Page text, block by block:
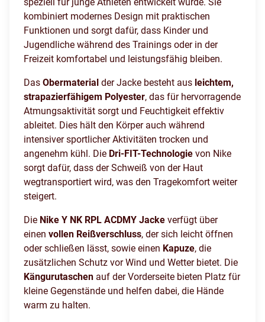
kombiniert modernes Design mit praktischen
Funktionen und sorgt dafür, dass Kinder und
Jugendliche während des Trainings oder in der
Freizeit komfortabel und leistungsfähig bleiben.
Das Obermaterial der Jacke besteht aus leichtem,
strapazierfähigem Polyester, das für hervorragende
Atmungsaktivität sorgt und Feuchtigkeit effektiv
ableitet. Dies hält den Körper auch während
intensiver sportlicher Aktivitäten trocken und
angenehm kühl. Die Dri-FIT-Technologie von Nike
sorgt dafür, dass der Schweiß von der Haut
wegtransportiert wird, was den Tragekomfort weiter
steigert.
Die Nike Y NK RPL ACDMY Jacke verfügt über
einen vollen Reißverschluss, der sich leicht öffnen
oder schließen lässt, sowie einen Kapuze, die
zusätzlichen Schutz vor Wind und Wetter bietet. Die
Kängurutaschen auf der Vorderseite bieten Platz für
kleine Gegenstände und helfen dabei, die Hände
warm zu halten.